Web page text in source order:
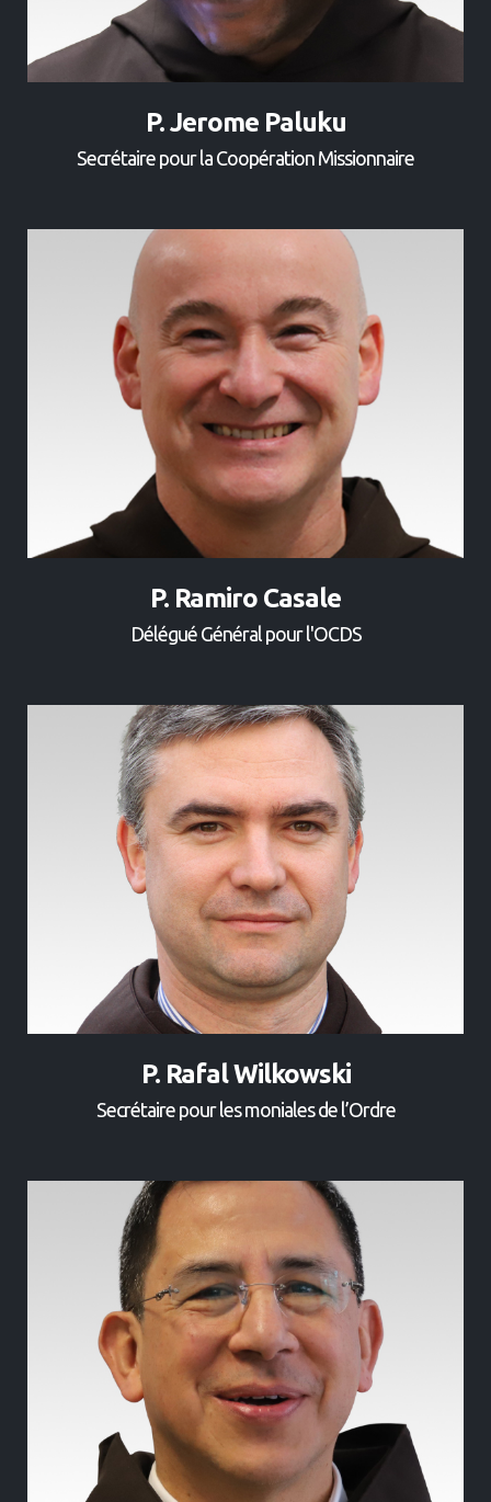
P. Jerome Paluku
Secrétaire pour la Coopération Missionnaire
P. Ramiro Casale
Délégué Général pour l'OCDS
P. Rafal Wilkowski
Secrétaire pour les moniales de l’Ordre